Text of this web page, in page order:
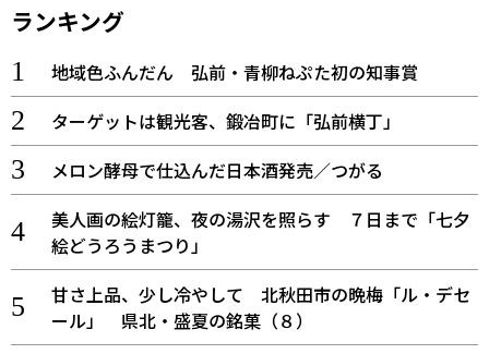
ランキング
地域色ふんだん 弘前・青柳ねぷた初の知事賞
ターゲットは観光客、鍛冶町に「弘前横丁」
メロン酵母で仕込んだ日本酒発売／つがる
美人画の絵灯籠、夜の湯沢を照らす ７日まで「七夕
絵どうろうまつり」
甘さ上品、少し冷やして 北秋田市の晩梅「ル・デセ
ール」 県北・盛夏の銘菓（８）